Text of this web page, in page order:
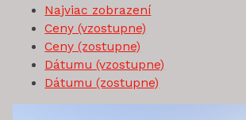
Najviac zobrazení
Ceny (vzostupne)
Ceny (zostupne)
Dátumu (vzostupne)
Dátumu (zostupne)